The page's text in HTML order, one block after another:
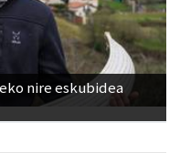
nire eskubidea